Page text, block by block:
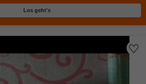
Los geht's